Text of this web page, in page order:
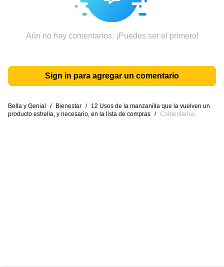
Aún no hay comentarios. ¡Puedes ser el primero!
Sign in para agregar un comentario
Bella y Genial / Bienestar /
12 Usos de la manzanilla que la vuelven un
producto estrella, y necesario, en la lista de compras / Comentarios